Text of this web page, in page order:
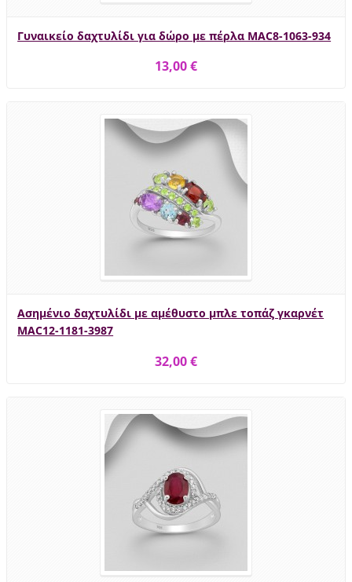
Γυναικείο δαχτυλίδι για δώρο με πέρλα MAC8-1063-934
13,00 €
Ασημένιο δαχτυλίδι με αμέθυστο μπλε τοπάζ γκαρνέτ
MAC12-1181-3987
32,00 €